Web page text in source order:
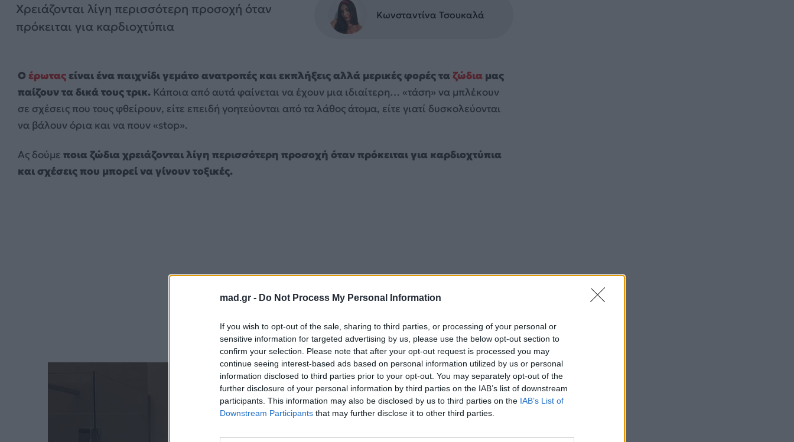
mad.gr - Do Not Process My Personal Information
If you wish to opt-out of the sale, sharing to third parties, or processing of your personal or
sensitive information for targeted advertising by us, please use the below opt-out section to
confirm your selection. Please note that after your opt-out request is processed you may
continue seeing interest-based ads based on personal information utilized by us or personal
information disclosed to third parties prior to your opt-out. You may separately opt-out of the
further disclosure of your personal information by third parties on the IAB’s list of downstream
participants. This information may also be disclosed by us to third parties on the IAB’s List of
Downstream Participants that may further disclose it to other third parties.
Χρειάζονται λίγη περισσότερη προσοχή όταν
πρόκειται για καρδιοχτύπια
Κωνσταντίνα Τσουκαλά
Ο έρωτας είναι ένα παιχνίδι γεμάτο ανατροπές και εκπλήξεις αλλά μερικές φορές τα ζώδια μας
παίζουν τα δικά τους τρικ. Κάποια από αυτά φαίνεται να έχουν μια ιδιαίτερη… «τάση» να μπλέκουν
σε σχέσεις που τους φθείρουν, είτε επειδή γοητεύονται από τα λάθος άτομα, είτε γιατί δυσκολεύονται
να βάλουν όρια και να πουν «stop».
Ας δούμε ποια ζώδια χρειάζονται λίγη περισσότερη προσοχή όταν πρόκειται για καρδιοχτύπια
και σχέσεις που μπορεί να γίνουν τοξικές.